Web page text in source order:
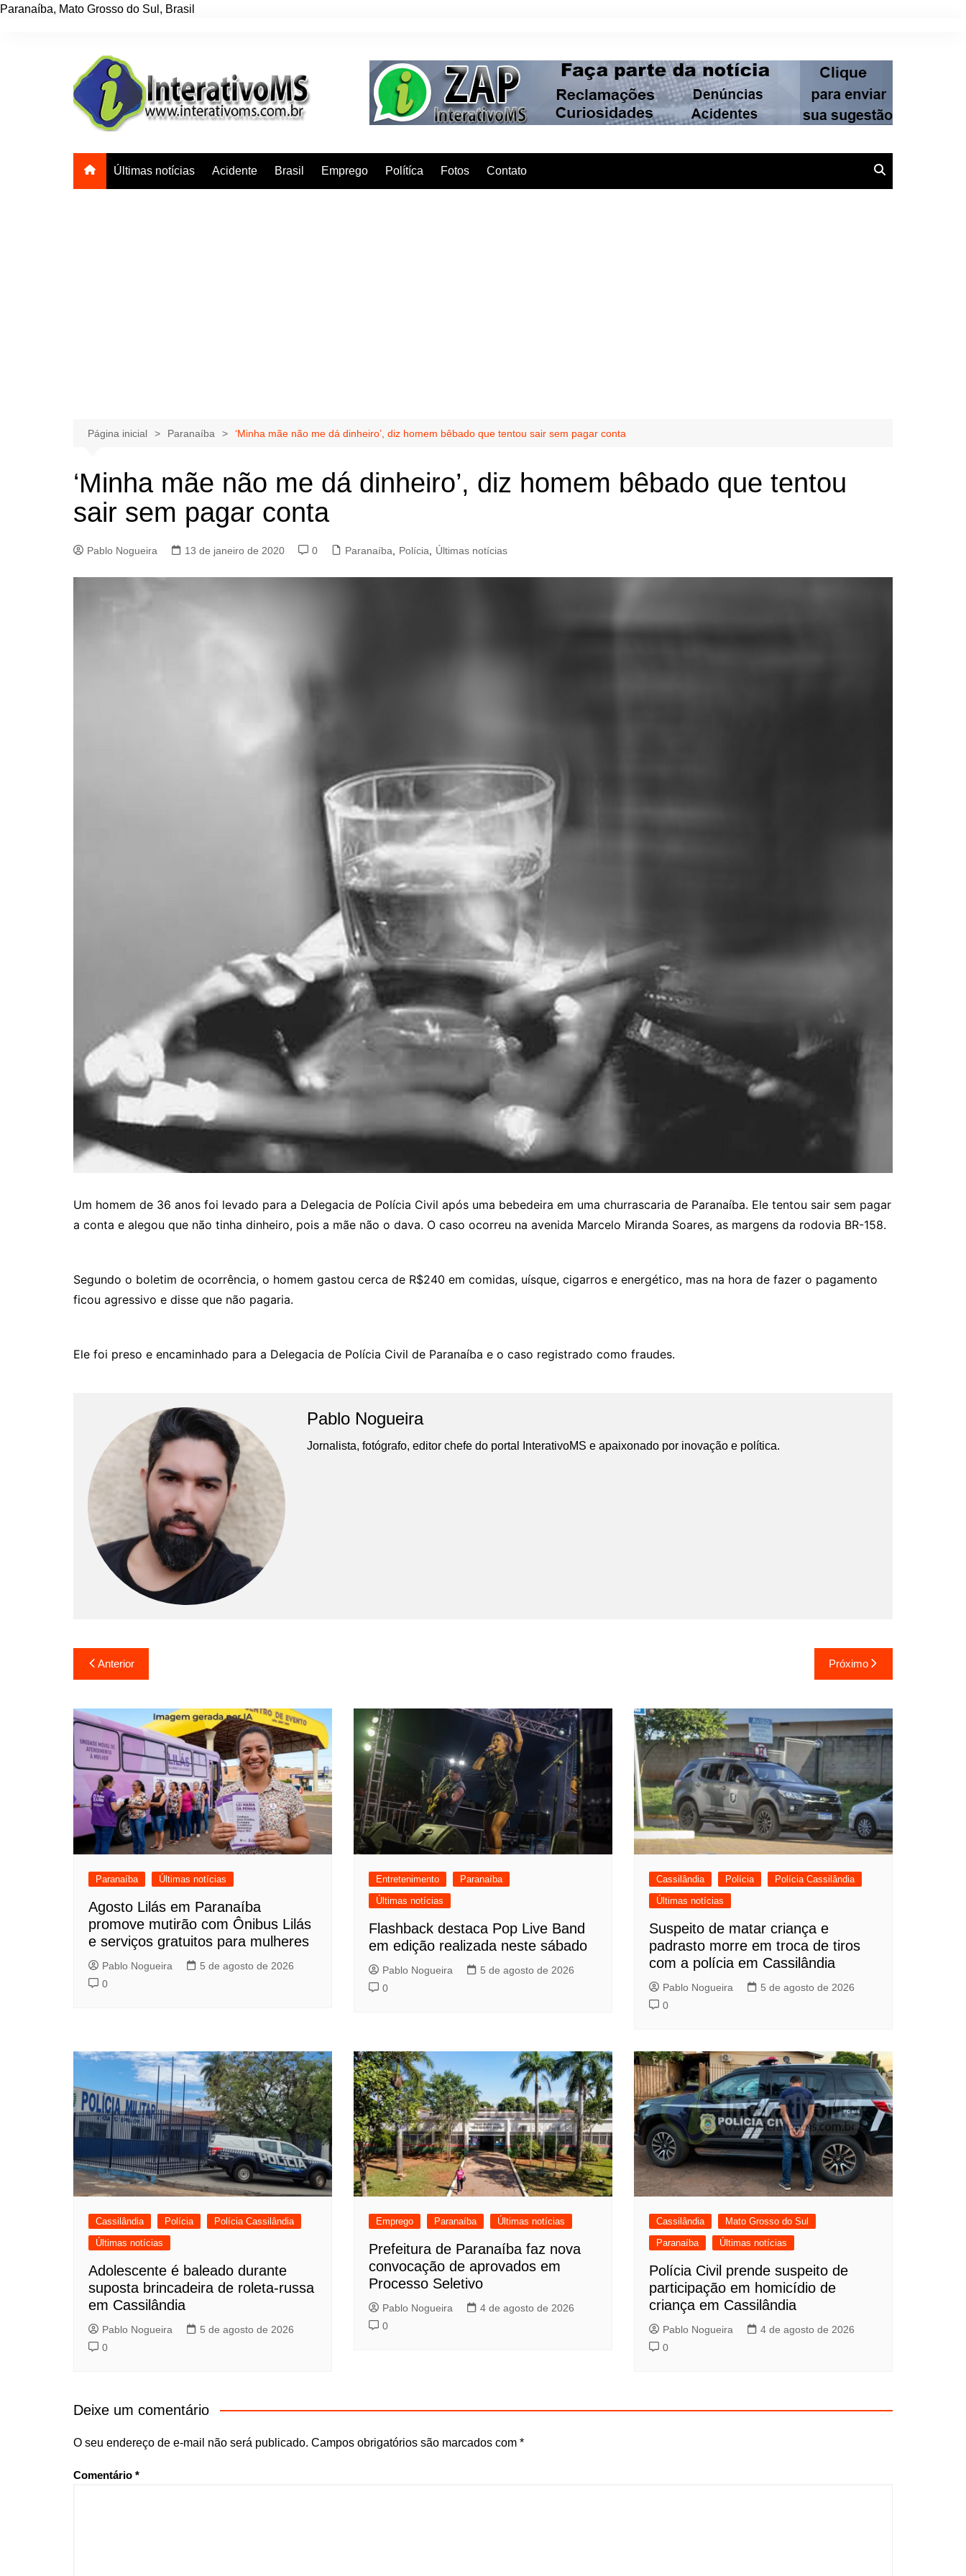
Paranaíba, Mato Grosso do Sul , Brasil
Últimas notícias Acidente Brasil Emprego Polítíca Fotos Contato
Página inicial Paranaíba ‘Minha mãe não me dá dinheiro’, diz homem bêbado que tentou sair sem pagar conta
‘Minha mãe não me dá dinheiro’, diz homem bêbado que tentou
sair sem pagar conta
Pablo Nogueira 13 de janeiro de 2020 0 Paranaíba Polícia Últimas notícias
Um homem de 36 anos foi levado para a Delegacia de Polícia Civil após uma bebedeira em uma churrascaria de Paranaíba. Ele tentou sair sem pagar
a conta e alegou que não tinha dinheiro, pois a mãe não o dava. O caso ocorreu na avenida Marcelo Miranda Soares, as margens da rodovia BR-158.
Segundo o boletim de ocorrência, o homem gastou cerca de R$240 em comidas, uísque, cigarros e energético, mas na hora de fazer o pagamento
ficou agressivo e disse que não pagaria.
Ele foi preso e encaminhado para a Delegacia de Polícia Civil de Paranaíba e o caso registrado como fraudes.
Pablo Nogueira
Jornalista, fotógrafo, editor chefe do portal InterativoMS e apaixonado por inovação e política.
Navegação
de
Post
Anterior Próximo
Paranaíba Últimas notícias
Agosto Lilás em Paranaíba
promove mutirão com Ônibus Lilás
e serviços gratuitos para mulheres
Pablo Nogueira
5 de agosto de 2026
0
Entretenimento
Paranaíba
Últimas notícias
Flashback destaca Pop Live Band
em edição realizada neste sábado
Pablo Nogueira
5 de agosto de 2026
0
Cassilândia Polícia
Polícia Cassilândia
Últimas notícias
Suspeito de matar criança e
padrasto morre em troca de tiros
com a polícia em Cassilândia
Pablo Nogueira
5 de agosto de 2026
0
Cassilândia Polícia
Polícia Cassilândia
Últimas notícias
Adolescente é baleado durante
suposta brincadeira de roleta-russa
em Cassilândia
Pablo Nogueira
5 de agosto de 2026
0
Emprego Paranaíba Últimas notícias
Prefeitura de Paranaíba faz nova
convocação de aprovados em
Processo Seletivo
Pablo Nogueira
4 de agosto de 2026
0
Cassilândia
Mato Grosso do Sul
Paranaíba
Últimas notícias
Polícia Civil prende suspeito de
participação em homicídio de
criança em Cassilândia
Pablo Nogueira
4 de agosto de 2026
0
Deixe um comentário
O seu endereço de e-mail não será publicado. Campos obrigatórios são marcados com *
Comentário *